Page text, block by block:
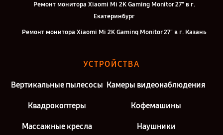
Ремонт монитора Xiaomi Mi 2K Gaming Monitor 27" в г.
Екатеринбург
Ремонт монитора Xiaomi Mi 2K Gaming Monitor 27" в г. Казань
Ремонт монитора Xiaomi Mi 2K Gaming Monitor 27" в г. Санкт-
УСТРОЙСТВА
Вертикальные пылесосы Камеры видеонаблюдения
Квадрокоптеры Кофемашины
Массажные кресла Наушники